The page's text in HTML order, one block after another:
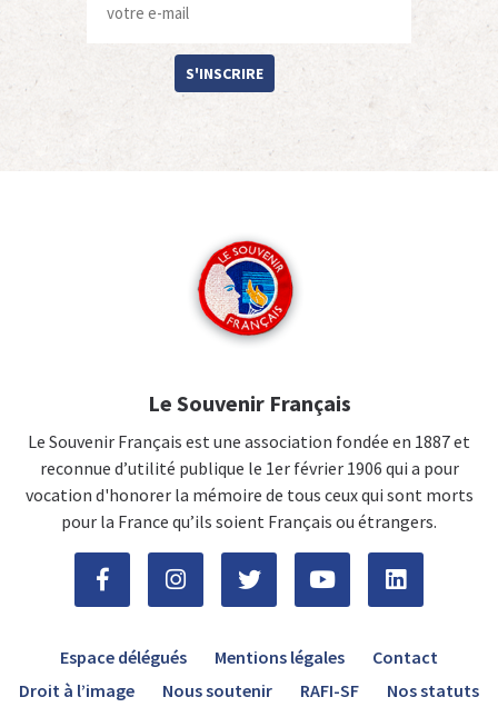
S'INSCRIRE
Le Souvenir Français
Le Souvenir Français est une association fondée en 1887 et
reconnue d’utilité publique le 1er février 1906 qui a pour
vocation d'honorer la mémoire de tous ceux qui sont morts
pour la France qu’ils soient Français ou étrangers.
Espace délégués Mentions légales
Contact
Droit à l’image
Nous soutenir RAFI-SF Nos statuts